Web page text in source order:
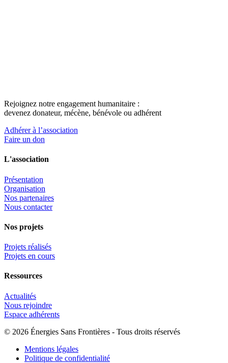
Rejoignez notre engagement humanitaire :
devenez donateur, mécène, bénévole ou adhérent
Adhérer à l’association
Faire un don
L'association
Présentation
Organisation
Nos partenaires
Nous contacter
Nos projets
Projets réalisés
Projets en cours
Ressources
Actualités
Nous rejoindre
Espace adhérents
© 2026 Énergies Sans Frontières - Tous droits réservés
Mentions légales
Politique de confidentialité